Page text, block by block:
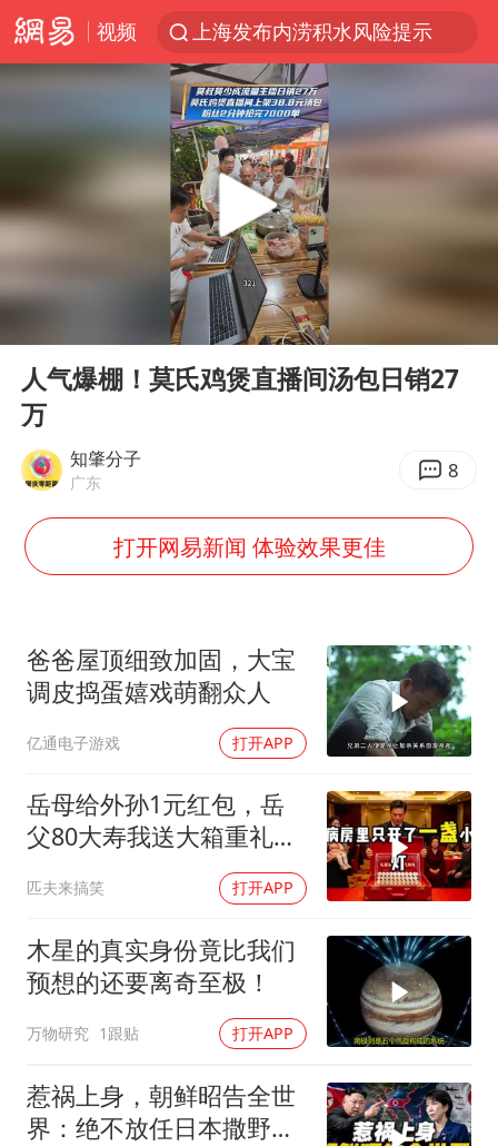
视频
上海发布内涝积水风险提示
小沈阳加盟《披荆斩棘》
白海豚雨量超越利奇马、巴威
人形机器人第一股
多地银行上调存款利率
上海地铁4条线路全线停运
白海豚路径图
NBA传奇教练老尼尔森去世
4.2平卫生间补漏注胶花1.55万
律师谈贾冰私人饭局被偷拍
男子结婚8年3个女儿都不是亲生
5万小车卖不动 微型代步车集体遇冷
手机真会“偷听”我们说话吗
梅婷12岁女儿百花奖发言
从科技创新看开局起步的时与势
Play
人气爆棚！莫氏鸡煲直播间汤包日销27
万
知肇分子
广东 8
打开网易新闻 体验效果更佳
爸爸屋顶细致加固，大宝
调皮捣蛋嬉戏萌翻众人
亿通电子游戏 打开APP
岳母给外孙1元红包，岳
父80大寿我送大箱重礼，
匹夫来搞笑 打开APP
木星的真实身份竟比我们
预想的还要离奇至极！
万物研究 1跟贴 打开APP
惹祸上身，朝鲜昭告全世
界：绝不放任日本撒野！